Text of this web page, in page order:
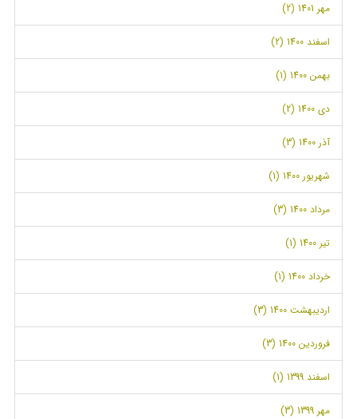
مهر 1401 (2)
اسفند 1400 (2)
بهمن 1400 (1)
دی 1400 (2)
آذر 1400 (3)
شهریور 1400 (1)
مرداد 1400 (3)
تیر 1400 (1)
خرداد 1400 (1)
اردیبهشت 1400 (3)
فروردین 1400 (3)
اسفند 1399 (1)
مهر 1399 (3)